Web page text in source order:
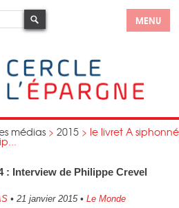
MENU
médias > 2015 > le livret A siphonné
: Interview de Philippe Crevel
• 21 janvier 2015• Le Monde